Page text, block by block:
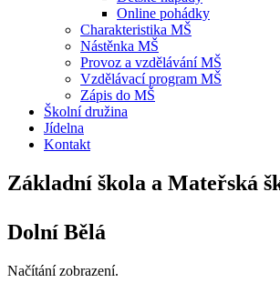
Online pohádky
Charakteristika MŠ
Nástěnka MŠ
Provoz a vzdělávání MŠ
Vzdělávací program MŠ
Zápis do MŠ
Školní družina
Jídelna
Kontakt
Základní škola a Mateřská
Dolní Bělá
Načítání zobrazení.